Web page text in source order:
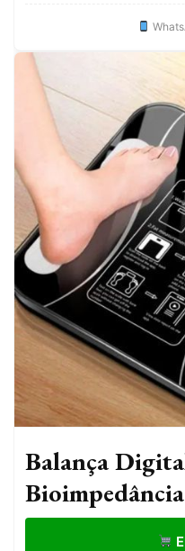
Balança
140kg Preta